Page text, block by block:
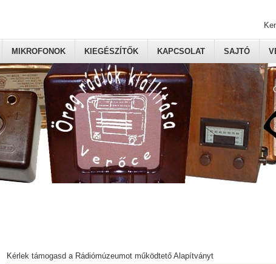
MIKROFONOK KIEGÉSZÍTŐK KAPCSOLAT SAJTÓ
Kérlek támogasd a Rádiómúzeumot működtető Alapítványt